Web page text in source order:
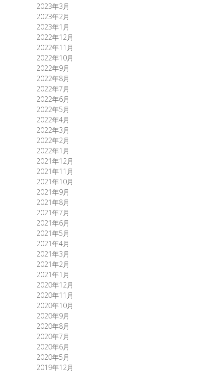
2023年3月
2023年2月
2023年1月
2022年12月
2022年11月
2022年10月
2022年9月
2022年8月
2022年7月
2022年6月
2022年5月
2022年4月
2022年3月
2022年2月
2022年1月
2021年12月
2021年11月
2021年10月
2021年9月
2021年8月
2021年7月
2021年6月
2021年5月
2021年4月
2021年3月
2021年2月
2021年1月
2020年12月
2020年11月
2020年10月
2020年9月
2020年8月
2020年7月
2020年6月
2020年5月
2019年12月